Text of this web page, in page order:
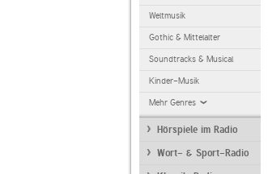
Weltmusik
Gothic & Mittelalter
Soundtracks & Musical
Kinder-Musik
Mehr Genres
Hörspiele im Radio
Wort- & Sport-Radio